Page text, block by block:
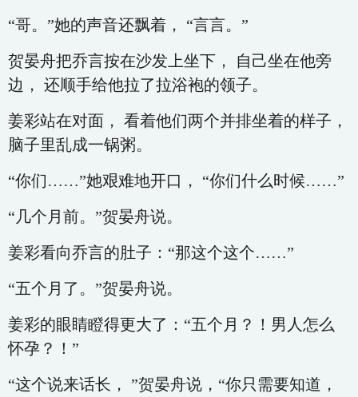
“哥。”她的声音还飘着， “言言。”
贺晏舟把乔言按在沙发上坐下， 自己坐在他旁
边， 还顺手给他拉了拉浴袍的领子。
姜彩站在对面， 看着他们两个并排坐着的样子，
脑子里乱成一锅粥。
“你们……”她艰难地开口， “你们什么时候……”
“几个月前。”贺晏舟说。
姜彩看向乔言的肚子：“那这个这个……”
“五个月了。”贺晏舟说。
姜彩的眼睛瞪得更大了：“五个月？！男人怎么
怀孕？！”
“这个说来话长， ”贺晏舟说，“你只需要知道，